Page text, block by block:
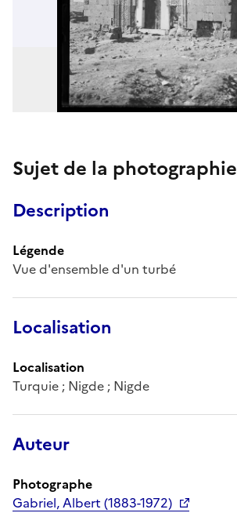
Sujet de la photographie
Description
Légende
Vue d'ensemble d'un turbé
Localisation
Localisation
Turquie ; Nigde ; Nigde
Auteur
Photographe
Gabriel, Albert (1883-1972)